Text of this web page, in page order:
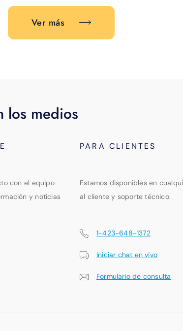
Ver más
los medios
PARA CLIENTES
con el equipo
y noticias
Estamos disponibles en
al cliente y soporte técnico.
1-423-648-1372
Iniciar chat en vivo
Formulario de consulta